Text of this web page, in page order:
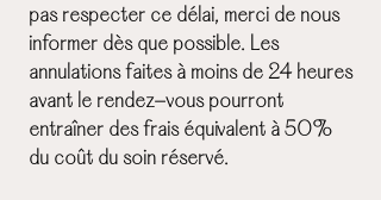
pas respecter ce délai, merci de nous
informer dès que possible. Les
annulations faites à moins de 24 heures
avant le rendez-vous pourront
entraîner des frais équivalent à 50%
du coût du soin réservé.